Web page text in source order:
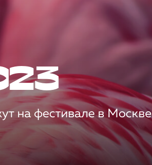
на фестивале в Москве